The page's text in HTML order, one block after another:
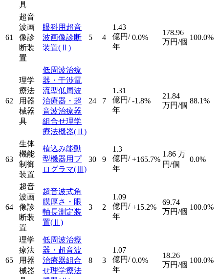
具
61
超音
波画
像診
断装
置
眼科用超音
波画像診断
装置(Ⅱ)
5 4
1.43
億円/
年
0.0%
178.96
万円/個
100.0%
62
理学
療法
用器
械器
具
低周波治療
器・干渉電
流型低周波
治療器・超
音波治療器
組合せ理学
療法機器(Ⅱ)
24 7
1.31
億円/
年
-1.8%
21.84
万円/個
88.1%
63
生体
機能
制御
装置
植込み能動
型機器用プ
ログラマ(Ⅲ)
30 9
1.3
億円/
年
+165.7%
1.86 万
円/個
0.0%
64
超音
波画
像診
断装
置
超音波式角
膜厚さ・眼
軸長測定装
置(Ⅱ)
3 2
1.09
億円/
年
+15.2%
69.74
万円/個
100.0%
65
理学
療法
用器
械器
低周波治療
器・超音波
治療器組合
せ理学療法
8 3
1.07
億円/
年
0.0%
18.26
万円/個
100.0%